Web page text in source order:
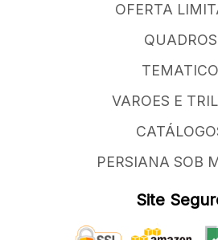
OFERTA
QUADROS
TEMATICO
VAROES E
PERSIANA SOB
Site